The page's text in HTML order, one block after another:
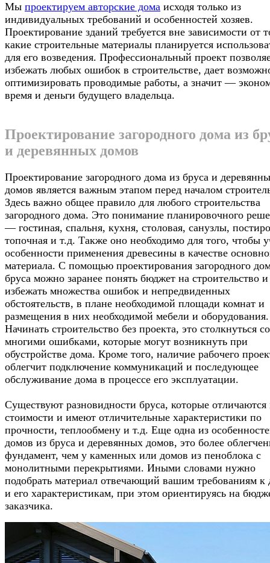
Мы проектируем авторские дома исходя только из
индивидуальных требований и особенностей хозяев.
Проектирование зданий требуется вне зависимости от
какие строительные материалы планируется
для его возведения. Профессиональный проект
избежать любых ошибок в строительстве, дает
оптимизировать проводимые работы, а значит —
время и деньги будущего владельца.
Проектирование загородного дома из
и деревянных домов
Проектирование загородного дома из бруса и
домов является важным этапом перед началом
Здесь важно общее правило для любого строительства
загородного дома. Это понимание планировочного
— гостиная, спальня, кухня, столовая, санузлы,
топочная и т.д. Также оно необходимо для того, чтобы
особенности применения древесины в качестве
материала. С помощью проектирования загородного
бруса можно заранее понять бюджет на строительство и
избежать множества ошибок и непредвиденных
обстоятельств, в плане необходимой площади комнат и
размещения в них необходимой мебели и оборудования.
Начинать строительство без проекта, это столкнуться со
многими ошибками, которые могут возникнуть при
обустройстве дома. Кроме того, наличие рабочего
облегчит подключение коммуникаций и последующее
обслуживание дома в процессе его эксплуатации.
Существуют разновидности бруса, которые отличаются
стоимости и имеют отличительные характеристики по
прочности, теплообмену и т.д. Еще одна из
домов из бруса и деревянных домов, это более
фундамент, чем у каменных или домов из пеноблока с
монолитными перекрытиями. Иными словами нужно
подобрать материал отвечающий вашим требованиям к
и его характеристикам, при этом ориентируясь на
заказчика.